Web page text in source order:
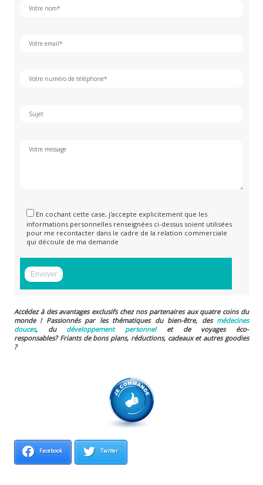
En cochant cette case, j'accepte explicitement que les
informations personnelles renseignées ci-dessus soient utilisées
pour me recontacter dans le cadre de la relation commerciale
qui découle de ma demande
Accédez à des avantages exclusifs chez nos partenaires aux quatre coins du
monde ! Passionnés par les thématiques du bien-être, des médecines
douces, du développement personnel et de voyages éco-
responsables? Friants de bons plans, réductions, cadeaux et autres goodies
?
Facebook Twitter